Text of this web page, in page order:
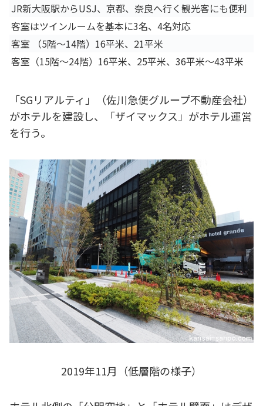
JR新大阪駅からUSJ、京都、奈良へ行く観光客にも便利
客室はツインルームを基本に3名、4名対応
客室 （5階～14階）16平米、21平米
客室（15階～24階）16平米、25平米、36平米～43平米
「SGリアルティ」（佐川急便グループ不動産会社）
がホテルを建設し、「ザイマックス」がホテル運営
を行う。
2019年11月（低層階の様子）